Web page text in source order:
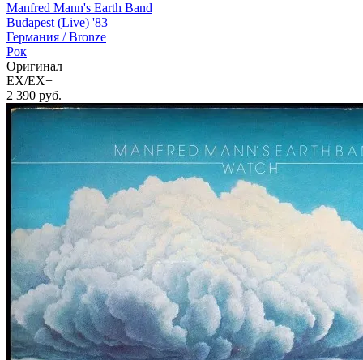
Manfred Mann's Earth Band
Budapest (Live) '83
Германия /Bronze
Рок
Оригинал
EX/EX+
2 390 руб.